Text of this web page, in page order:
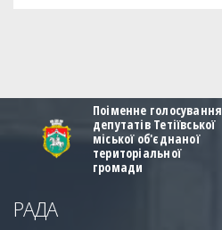
Поіменне голосування
депутатів Тетіївської
міської об'єднаної
територіальної
громади
РАДА